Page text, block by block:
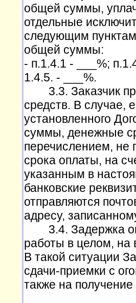
общей суммы,
отдельные
следующим пунктам
общей суммы:
- п.1.4.1 - ___%;
1.4.5. - ___%.
3.3. Заказчик
средств. В случае,
установленного
суммы, денежные
перечислением, не
срока оплаты, на
указанным в
банковские
отправляются
адресу,
3.4. Задержка
работы в целом, на
В такой ситуации
сдачи-приемки с
также на